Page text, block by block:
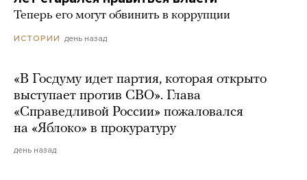
Теперь его могут обвинить в коррупции
ИСТОРИИ день назад
«В Госдуму идет партия, которая открыто
выступает против СВО». Глава
«Справедливой России» пожаловался
на «Яблоко» в прокуратуру
день назад